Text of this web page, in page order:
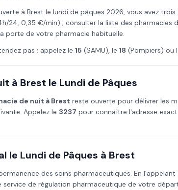
à Brest le lundi de pâques 2026, vous avez
24, 0,35 €/min) ; consulter la liste des pharmacies
porte de votre pharmacie habituelle.
pas : appelez le 15 (SAMU), le 18 (Pompiers) ou
à Brest le Lundi de Pâques
de nuit à Brest reste ouverte pour délivrer les
Appelez le 3237 pour connaître l'adresse
le Lundi de Pâques à Brest
des soins pharmaceutiques. En l'appelant
de régulation pharmaceutique de votre